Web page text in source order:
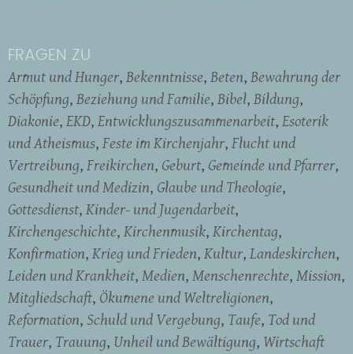
FRAGEN ZU
Armut und Hunger Bekenntnisse Beten Bewahrung der
Schöpfung Beziehung und Familie Bibel Bildung
Diakonie EKD Entwicklungszusammenarbeit Esoterik
und Atheismus Feste im Kirchenjahr Flucht und
Vertreibung Freikirchen Geburt Gemeinde und Pfarrer
Gesundheit und Medizin Glaube und Theologie
Gottesdienst Kinder- und Jugendarbeit
Kirchengeschichte Kirchenmusik Kirchentag
Konfirmation Krieg und Frieden Kultur Landeskirchen
Leiden und Krankheit Medien Menschenrechte Mission
Mitgliedschaft Ökumene und Weltreligionen
Reformation Schuld und Vergebung Taufe Tod und
Trauer Trauung Unheil und Bewältigung Wirtschaft